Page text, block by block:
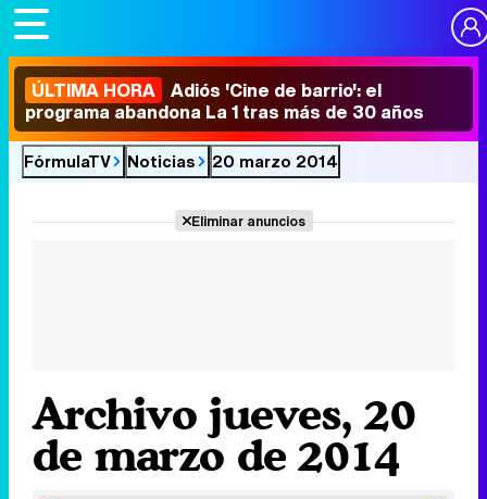
ÚLTIMA HORA Adiós 'Cine de barrio': el
programa abandona La 1 tras más de 30 años
FórmulaTV Noticias 20 marzo 2014
Eliminar anuncios
Archivo jueves, 20
de marzo de 2014